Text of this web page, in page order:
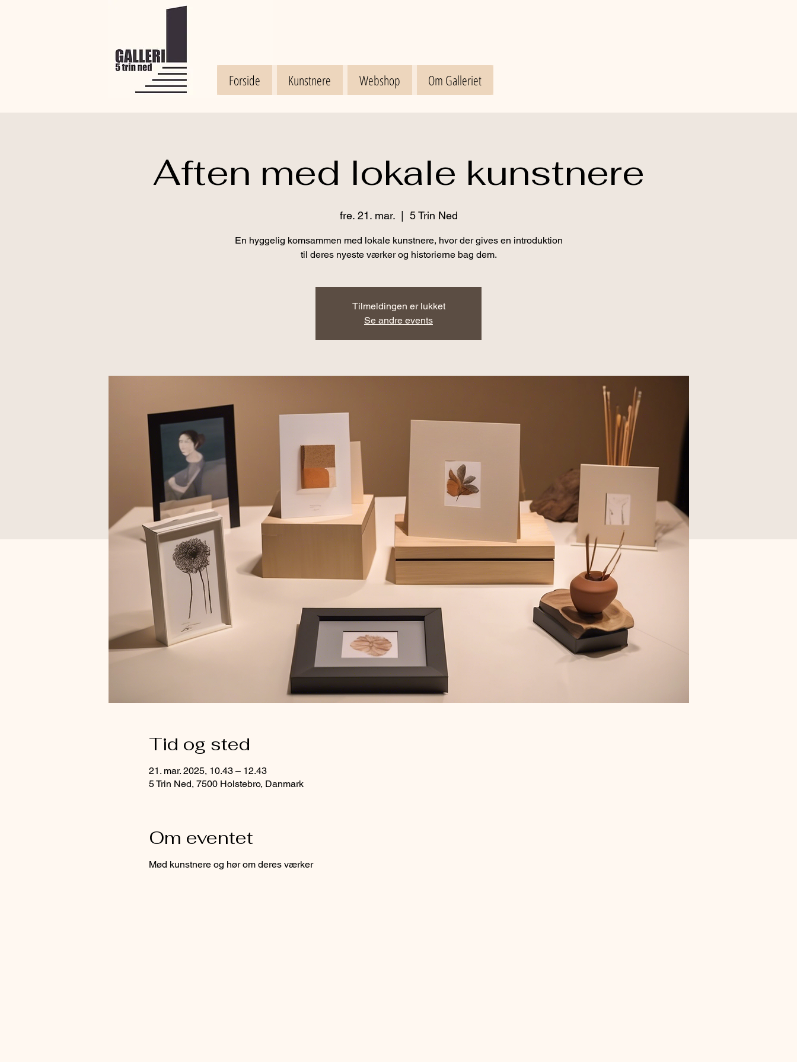
Forside Kunstnere Webshop Om Galleriet
Aften med lokale kunstnere
fre. 21. mar.
  |
5 Trin Ned
En hyggelig komsammen med lokale kunstnere, hvor der gives en introduktion
til deres nyeste værker og historierne bag dem.
Tilmeldingen er lukket
Se andre events
Tid og sted
21. mar. 2025, 10.43 – 12.43
5 Trin Ned, 7500 Holstebro, Danmark
Om eventet
Mød kunstnere og hør om deres værker